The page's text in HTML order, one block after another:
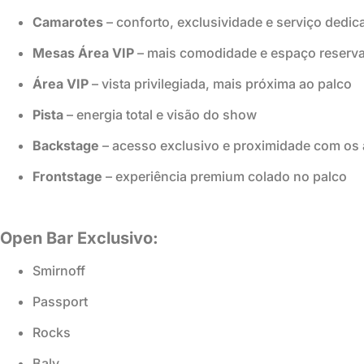
Camarotes – conforto, exclusividade e serviço
Mesas Área VIP – mais comodidade e espaço
Área VIP – vista privilegiada, mais próxima ao palco
Pista – energia total e visão do show
Backstage – acesso exclusivo e proximidade com os
Frontstage – experiência premium colado no palco
Open Bar Exclusivo:
Smirnoff
Passport
Rocks